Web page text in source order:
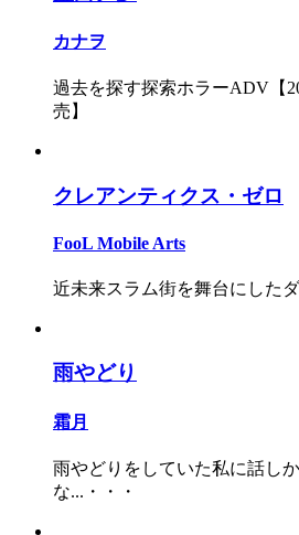
カナヲ
過去を探す探索ホラーADV【
売】
クレアンティクス・ゼロ
FooL Mobile Arts
近未来スラム街を舞台にした
雨やどり
霜月
雨やどりをしていた私に話し
な...・・・